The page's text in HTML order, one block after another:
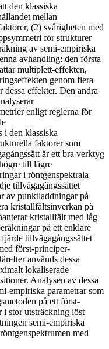
den klassiska
mellan
(2) svårigheten med
för strukturer
av semi-empiriska
avhandling: den första
multiplett-effekten,
genom flera
dessa effekter. Den andra
enligt reglerna för
i den klassiska
faktorer som
är ett bra verktyg
till lägre
i röntgenspektrala
tillvägagångssättet
av punktladdningar på
kristallfältsinverkan på
kristallfält med låg
på ett enklare
tillvägagångssättet
först-principer-
används dessa
lokaliserade
Analysen av dessa
empiriska parametrar som
på ett först-
i stor utsträckning löst
semi-empiriska
med